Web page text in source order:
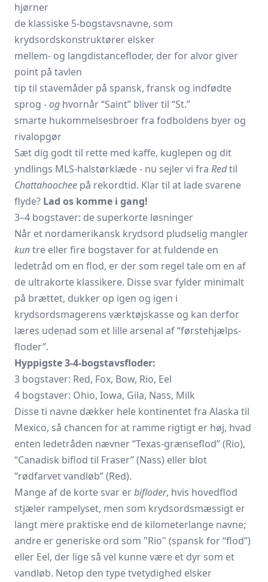
hjørner
de klassiske 5-bogstavsnavne, som
krydsordskonstruktører elsker
mellem- og langdistancefloder, der for alvor giver
point på tavlen
tip til stavemåder på spansk, fransk og indfødte
sprog -og hvornår “Saint” bliver til “St.”
smarte hukommelsesbroer fra fodboldens byer og
rivalopgør
Sæt dig godt til rette med kaffe, kuglepen og dit
yndlings MLS-halstørklæde - nu sejler vi fra Redtil
Chattahoochee på rekordtid. Klar til at lade svarene
flyde? Lad os komme i gang!
3–4 bogstaver: de superkorte løsninger
Når et nordamerikansk krydsord pludselig mangler
kuntre eller fire bogstaver for at fuldende en
ledetråd om en flod, er der som regel tale om en af
de ultrakorte klassikere. Disse svar fylder minimalt
på brættet, dukker op igen og igen i
krydsordsmagerens værktøjskasse og kan derfor
læres udenad som et lille arsenal af “førstehjælps-
floder”.
Hyppigste 3-4-bogstavsfloder:
3 bogstaver: Red, Fox, Bow, Rio, Eel
4 bogstaver: Ohio, Iowa, Gila, Nass, Milk
Disse ti navne dækker hele kontinentet fra Alaska til
Mexico, så chancen for at ramme rigtigt er høj, hvad
enten ledetråden nævner “Texas-grænseflod” (Rio),
“Canadisk biflod til Fraser” (Nass) eller blot
“rødfarvet vandløb” (Red).
Mange af de korte svar erbifloder, hvis hovedflod
stjæler rampelyset, men som krydsordsmæssigt er
langt mere praktiske end de kilometerlange navne;
andre er generiske ord som Rio (spansk for “flod”)
eller Eel, der lige så vel kunne være et dyr som et
vandløb. Netop den type tvetydighed elsker